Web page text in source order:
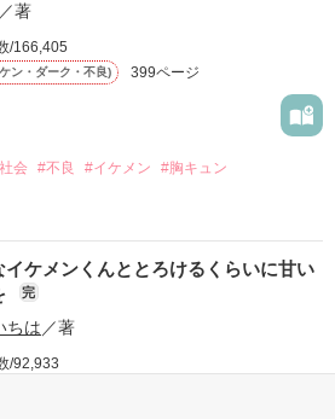
怖かった。
好きだった彼を自分から振った。
ていたのに、
は、隣の学校で”王子様”と呼ばれる
笑顔を向けてくる。
再び動き始める合図──。
著
/166,405
ン・ダーク・不良) 399ページ
会 #不良 #イケメン #胸キュン
作品を読む
イケメンくんととろけるくらいに甘い
完
ちは ／著
/92,933